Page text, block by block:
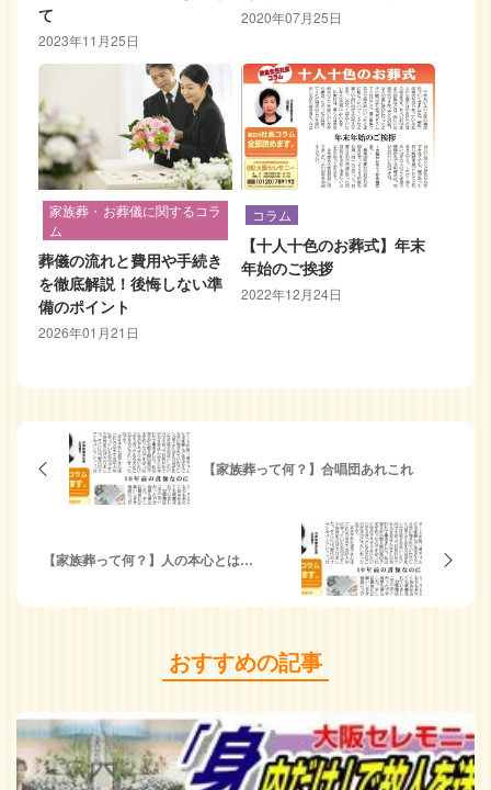
て
2023年11月25日
2020年07月25日
家族葬・お葬儀に関するコラ
ム
葬儀の流れと費用や手続き
を徹底解説！後悔しない準
備のポイント
2026年01月21日
コラム
【十人十色のお葬式】年末
年始のご挨拶
2022年12月24日
【家族葬って何？】合唱団あれこれ
【家族葬って何？】人の本心とは…
おすすめの記事